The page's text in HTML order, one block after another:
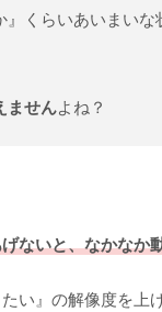
くらいあいまいな
ませんよね？
ないと、なかなか
い』の解像度を上